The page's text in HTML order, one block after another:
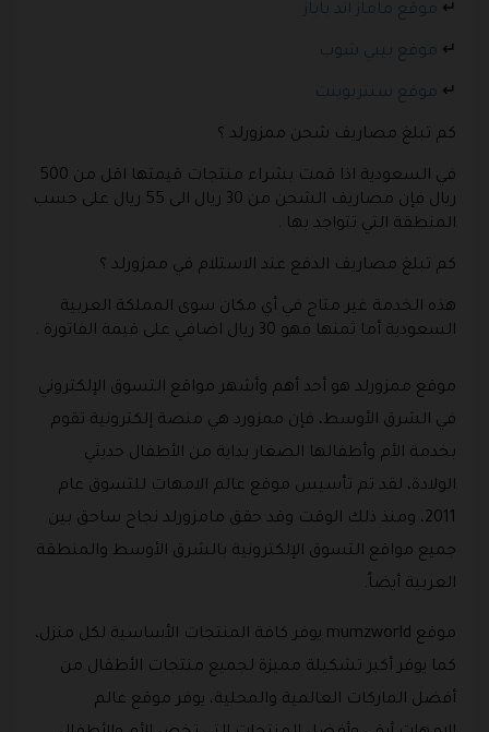
↵ موقع ماماز اند باباز
↵ موقع بيبي شوب
↵ موقع سنتربوينت
كم تبلغ مصاريف شحن ممزورلد ؟
في السعودية اذا قمت بشراء منتجات قيمتها اقل من 500
ريال فإن مصاريف الشحن من 30 ريال الى 55 ريال على حسب
المنطقة التي تتواجد بها .
كم تبلغ مصاريف الدفع عند الاستلام في ممزورلد ؟
هذه الخدمة غير متاح في أي مكان سوى المملكة العربية
السعودية أما ثمنها فهو 30 ريال اضافي على قيمة الفاتورة .
موقع ممزورلد هو أحد أهم وأشهر مواقع التسوق الإلكتروني
في الشرق الأوسط، فإن ممزورد هي منصة إلكترونية تقوم
بخدمة الأم وأطفالها الصغار بداية من الأطفال حديثي
الولادة، لقد تم تأسيس موقع عالم الامهات للتسوق عام
2011، ومنذ ذلك الوقت وقد حقق مامزورلد نجاح ساحق بين
جميع مواقع التسوق الإلكترونية بالشرق الأوسط والمنطقة
العربية أيضاً.
موقع mumzworld يوفر كافة المنتجات الأساسية لكل منزل،
كما يوفر أكبر تشكيلة مميزة لجميع منتجات الأطفال من
أفضل الماركات العالمية والمحلية، يوفر موقع عالم